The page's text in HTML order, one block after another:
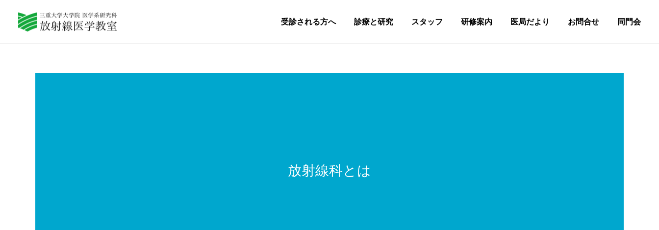
受診される方へ 診療と研究 スタッフ 研修案内 医局だより お問合せ 同門会
詳細を見る
動画セミナー
放射線科とは